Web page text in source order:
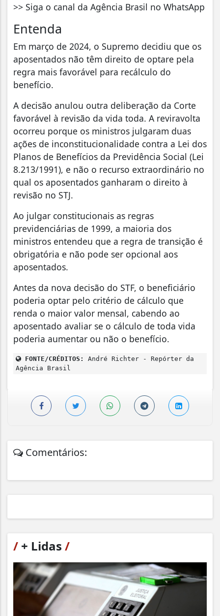
>> Siga o canal da Agência Brasil no WhatsApp
Entenda
Em março de 2024, o Supremo decidiu que os
aposentados não têm direito de optare pela
regra mais favorável para recálculo do
benefício.
A decisão anulou outra deliberação da Corte
favorável à revisão da vida toda. A reviravolta
ocorreu porque os ministros julgaram duas
ações de inconstitucionalidade contra a Lei dos
Planos de Benefícios da Previdência Social (Lei
8.213/1991), e não o recurso extraordinário no
qual os aposentados ganharam o direito à
revisão no STJ.
Ao julgar constitucionais as regras
previdenciárias de 1999, a maioria dos
ministros entendeu que a regra de transição é
obrigatória e não pode ser opcional aos
aposentados.
Antes da nova decisão do STF, o beneficiário
poderia optar pelo critério de cálculo que
renda o maior valor mensal, cabendo ao
aposentado avaliar se o cálculo de toda vida
poderia aumentar ou não o benefício.
FONTE/CRÉDITOS:
André Richter - Repórter da
Agência Brasil
Comentários:
/ + Lidas /